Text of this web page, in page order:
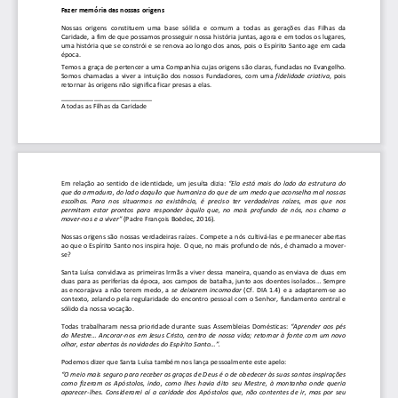
Fazer memória das nossas origens
Nossas  origens  constituem  uma  base  sólida  e  comum  a
  todas  as  gerações  das  Filhas  da
Caridade, a fim de que possamos prosseguir nossa história juntas, agora e em todos os lugares,
uma história que se constrói e se renova ao longo dos anos, pois o Espírito Santo age em cada
época.
Temos a graça de pertencer a uma Companhia cujas origens são claras, fundadas no Evangelho.
Somos chamadas a viver a intuição dos nossos Fundadores, com uma fidelidade  criativa , pois
retornar às origens não significa ficar presas a elas.
A todas as Filhas da Caridade
Em relação ao sentido de identidade, um jesuíta dizia: “Ela  está  mais  do  lado  da  estrutura  do
que da armadura, do lado daquilo que humaniza do que de um medo que aconselha mal nossas
escolhas.  Para  nos  situarmos  na  existência,  é  preciso  ter  verdadeiras  raízes,  mas  que  nos
permitam  estar  prontos  para  responder  àquilo  que,  no  mais  profundo  de  nós,  nos  chama  a
mover-nos e a viver” (Padre François Boëdec, 2016).
Nossas origens são nossas verdadeiras raízes. Compete a nós cultivá-las e permanecer abertas
ao que o Espírito Santo nos inspira hoje. O que, no mais profundo de nós, é chamado a mover-
se?
Santa Luísa convidava as primeiras Irmãs a viver dessa maneira, quando as enviava de duas em
duas para as periferias da época, aos campos de batalha, junto aos doentes isolados... Sempre
as encorajava a não terem medo, a se  deixarem  incomodar (Cf. DIA 1.4) e a adaptarem-se ao
contexto, zelando pela regularidade do encontro pessoal com o Senhor, fundamento central e
sólido
da nossa vocação.
Todas trabalharam nessa prioridade durante suas Assembleias Domésticas: “Aprender  aos  pés
do  Mestre...  Ancorar-nos  em  Jesus  Cristo,  centro  de  nossa  vida;  retornar  à  fonte  com  um  novo
olhar, estar abertas às novidades do Espírito Santo ...”.
Podemos dizer que Santa Luísa também nos lança pessoalmente este apelo:
“O meio mais seguro para receber as graças de Deus é o de obedecer às suas santas inspirações
como  fizeram  os  Apóstolos,  indo,  como  lhes  havia  dito  seu  Mestre,  à  montanha  onde  queria
aparecer-lhes.  Considerarei  aí  a  caridade  dos  Apóstolos  que,  não  contentes  de  ir,  mas  por  seu